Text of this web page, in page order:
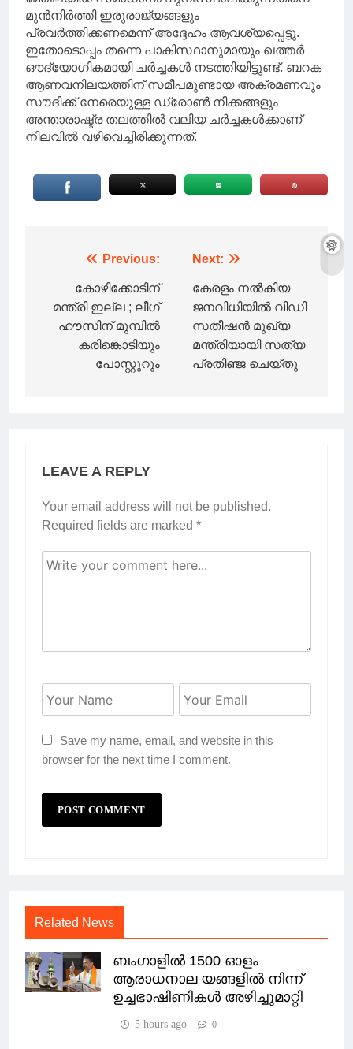
മുൻനിർത്തി ഇരുരാജ്യങ്ങളും
പ്രവർത്തിക്കണമെന്ന് അദ്ദേഹം ആവശ്യപ്പെട്ടു.
ഇതോടൊപ്പം തന്നെ പാകിസ്ഥാനുമായും ഖത്തർ
ഔദ്യോഗികമായി ചർച്ചകള്‍ നടത്തിയിട്ടുണ്ട്. ബറക
ആണവനിലയത്തിന് സമീപമുണ്ടായ അക്രമണവും
സൗദിക്ക് നേരെയുള്ള ഡ്രോണ്‍ നീക്കങ്ങളും
അന്താരാഷ്ട്ര തലത്തില്‍ വലിയ ചർച്ചകള്‍ക്കാണ്
നിലവില്‍ വഴിവെച്ചിരിക്കുന്നത്.
navigation
Previous:
കോഴിക്കോടിന്
മന്ത്രി ഇല്ല ; ലീഗ്
ഹൗസിന് മുമ്പിൽ
കരിങ്കൊടിയും
പോസ്റ്റുറും
Next:
കേരളം നൽകിയ
ജനവിധിയിൽ വിഡി
സതീഷൻ മുഖ്യ
മന്ത്രിയായി സത്യ
പ്രതിഞ്ജ ചെയ്തു
LEAVE A REPLY
Your email address will not be published.
Required fields are marked *
Save my name, email, and website in this
browser for the next time I comment.
Related News
ബംഗാളിൽ 1500 ഓളം
ആരാധനാല യങ്ങളിൽ നിന്ന്
ഉച്ചഭാഷിണികൾ അഴിച്ചുമാറ്റി
5 hours ago 0